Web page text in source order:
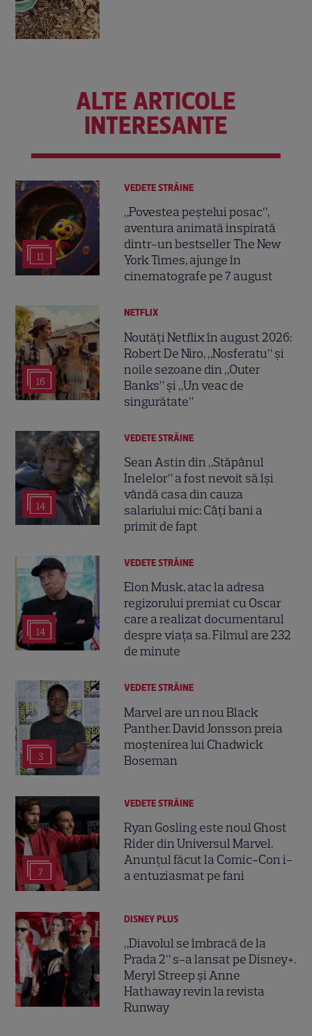
ALTE ARTICOLE
INTERESANTE
11
VEDETE STRĂINE
„Povestea peștelui posac”,
aventura animată inspirată
dintr-un bestseller The New
York Times, ajunge în
cinematografe pe 7 august
16
NETFLIX
Noutăți Netflix în august 2026:
Robert De Niro, „Nosferatu” și
noile sezoane din „Outer
Banks” și „Un veac de
singurătate”
14
VEDETE STRĂINE
Sean Astin din „Stăpânul
Inelelor” a fost nevoit să își
vândă casa din cauza
salariului mic: Câți bani a
primit de fapt
14
VEDETE STRĂINE
Elon Musk, atac la adresa
regizorului premiat cu Oscar
care a realizat documentarul
despre viața sa. Filmul are 232
de minute
3
VEDETE STRĂINE
Marvel are un nou Black
Panther. David Jonsson preia
moștenirea lui Chadwick
Boseman
7
VEDETE STRĂINE
Ryan Gosling este noul Ghost
Rider din Universul Marvel.
Anunțul făcut la Comic-Con i-
a entuziasmat pe fani
DISNEY PLUS
„Diavolul se îmbracă de la
Prada 2” s-a lansat pe Disney+.
Meryl Streep și Anne
Hathaway revin la revista
Runway